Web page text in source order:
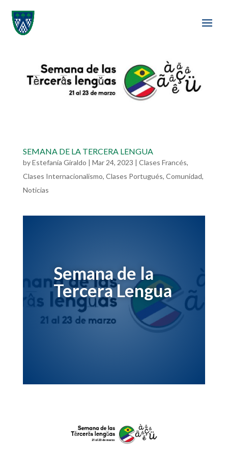
SEMANA DE LA TERCERA LENGUA
byEstefanía Giraldo | Mar 24, 2023 | Clases Francés,
Clases Internacionalismo, Clases Portugués, Comunidad,
Noticias
Semana de la
Tercera Lengua